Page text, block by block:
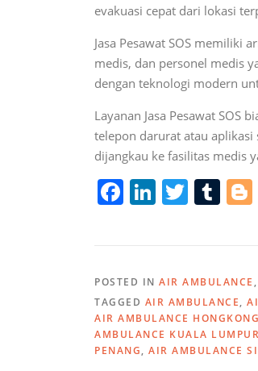
evakuasi cepat dari lokasi
Jasa Pesawat SOS memiliki
medis, dan personel medis
dengan teknologi modern
Layanan Jasa Pesawat SOS
telepon darurat atau
dijangkau ke fasilitas medis
F
e
b
o
o
Li
e
dI
n
T
er
T
bl
r
POSTED IN AIR AMBULANCE ,
TAGGED AIR AMBULANCE,
AIR AMBULANCE HONGKONG
AMBULANCE KUALA LUMPUR
PENANG, AIR AMBULANCE